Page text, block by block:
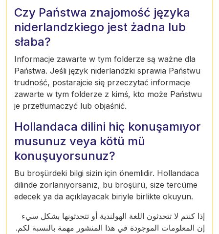
Czy Państwa znajomość języka
niderlandzkiego jest żadna lub
słaba?
Informacje zawarte w tym folderze są ważne dla
Państwa. Jeśli język niderlandzki sprawia Państwu
trudność, postarajcie się przeczytać informacje
zawarte w tym folderze z kimś, kto może Państwu
je przetłumaczyć lub objaśnić.
Hollandaca dilini hiç konuşamıyor
musunuz veya kötü mü
konuşuyorsunuz?
Bu broşürdeki bilgi sizin için önemlidir. Hollandaca
dilinde zorlanıyorsanız, bu broşürü, size tercüme
edecek ya da açıklayacak biriyle birlikte okuyun.
إذا كنتم لا تتحدثون اللغة الهولندية أو تتحدثونها بشكل سيء
إن المعلومات الموجودة في هذا المنشور مهمة بالنسبة لكم.